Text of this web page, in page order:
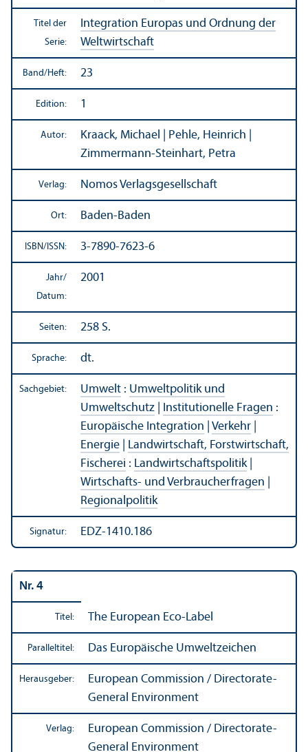
Titel der
Serie:
Integration Europas und Ordnung der
Weltwirtschaft
Band/Heft: 23
Edition: 1
Autor:
Kraack, Michael | Pehle, Heinrich |
Zimmermann-Steinhart, Petra
Verlag: Nomos Verlags­gesellschaft
Ort: Baden-Baden
ISBN/ ISSN: 3-7890-7623-6
Jahr/
Datum:
2001
Seiten: 258 S.
Sprache: dt.
Sachgebiet: Umwelt : Umweltpolitik und
Umweltschutz
Institutionelle Fragen :
Europäische Integration
Verkehr
Energie
Landwirtschaft, Forstwirtschaft,
Fischerei : Landwirtschafts­politik|
Wirtschafts- und Verbraucherfragen
Regionalpolitik
Signatur: EDZ-1410.186
Nr. 4
Titel: The European Eco-Label
Paralleltitel: Das Europäische Umweltzeichen
Herausgeber:
European Commission / Directorate-
General Environment
Verlag:
European Commission / Directorate-
General Environment